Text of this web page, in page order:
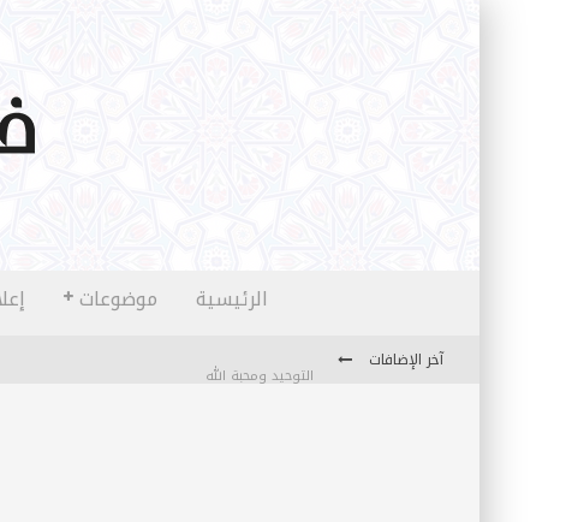
الرئيسية موضوعات
آخر الإضافات
التوحيد ومحبة الله